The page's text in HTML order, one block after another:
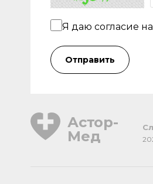
Я даю согласие
Отправить
Астор-
Мед